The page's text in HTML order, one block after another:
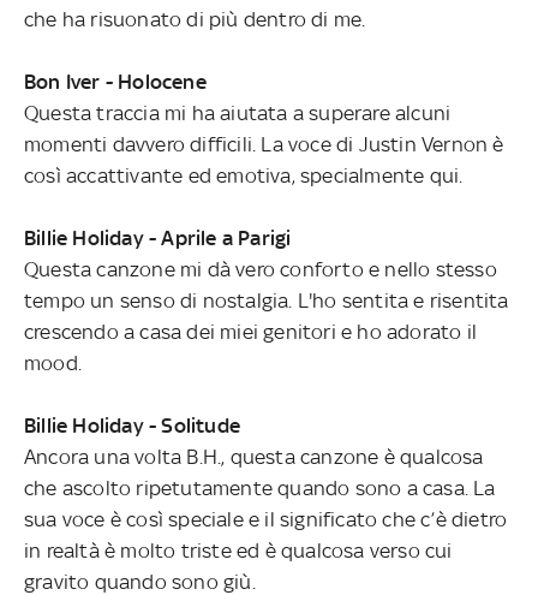
che ha risuonato di più dentro di me.
Bon Iver - Holocene
Questa traccia mi ha aiutata a superare alcuni
momenti davvero difficili. La voce di Justin Vernon è
così accattivante ed emotiva, specialmente qui.
Billie Holiday - Aprile a Parigi
Questa canzone mi dà vero conforto e nello stesso
tempo un senso di nostalgia. L'ho sentita e risentita
crescendo a casa dei miei genitori e ho adorato il
mood.
Billie Holiday - Solitude
Ancora una volta B.H., questa canzone è qualcosa
che ascolto ripetutamente quando sono a casa. La
sua voce è così speciale e il significato che c’è dietro
in realtà è molto triste ed è qualcosa verso cui
gravito quando sono giù.